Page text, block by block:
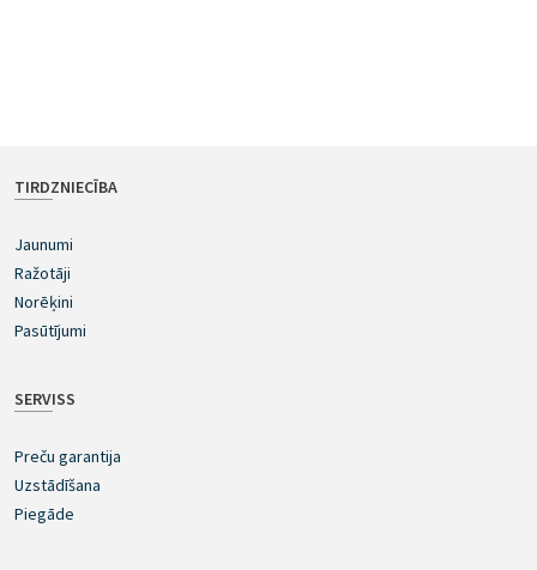
TIRDZNIECĪBA
Jaunumi
Ražotāji
Norēķini
Pasūtījumi
SERVISS
Preču garantija
Uzstādīšana
Piegāde